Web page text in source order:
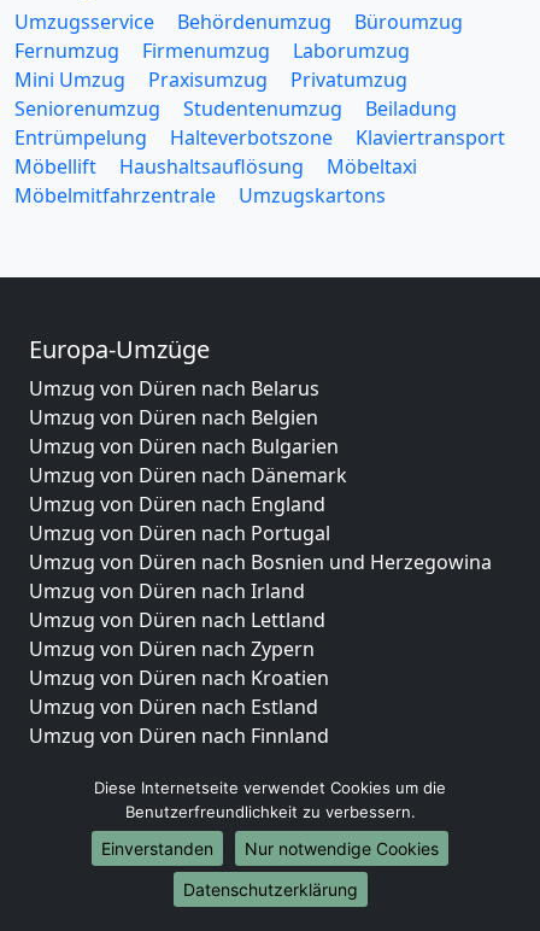
Umzugsservice Behördenumzug
Büroumzug
Fernumzug
Firmenumzug
Laborumzug
Mini Umzug
Praxisumzug
Privatumzug
Seniorenumzug
Studentenumzug
Beiladung
Entrümpelung
Halteverbotszone
Klaviertransport
Möbellift
Haushaltsauflösung
Möbeltaxi
Möbelmitfahrzentrale
Umzugskartons
Europa-Umzüge
Umzug von Düren nach Belarus
Umzug von Düren nach Belgien
Umzug von Düren nach Bulgarien
Umzug von Düren nach Dänemark
Umzug von Düren nach England
Umzug von Düren nach Portugal
Umzug von Düren nach Bosnien und Herzegowina
Umzug von Düren nach Irland
Umzug von Düren nach Lettland
Umzug von Düren nach Zypern
Umzug von Düren nach Kroatien
Umzug von Düren nach Estland
Umzug von Düren nach Finnland
Umzug von Düren nach Griechenland
Umzug von Düren nach Italien
Umzug von Düren nach Liechtenstein
Umzug von Düren nach Luxemburg
Umzug von Düren nach Niederlande
Diese Internetseite verwendet Cookies um die
Benutzerfreundlichkeit zu verbessern.
Einverstanden
Nur notwendige Cookies
Datenschutzerklärung